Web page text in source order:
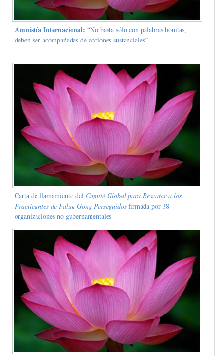
Amnistía Internacional: “No basta sólo con palabras bonitas,
deben ser acompañadas de acciones sustanciales”
Carta de llamamiento del Comité Global para Rescatar a los
Practicantes de Falun Gong Perseguidosfirmada por 38
organizaciones no gubernamentales